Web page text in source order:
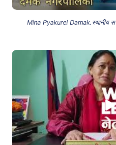
Mina Pyakurel Damak.स्थानीय